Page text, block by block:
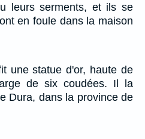
leurs serments, et ils se
en foule dans la maison
une statue d'or, haute de
de six coudées. Il la
Dura, dans la province de